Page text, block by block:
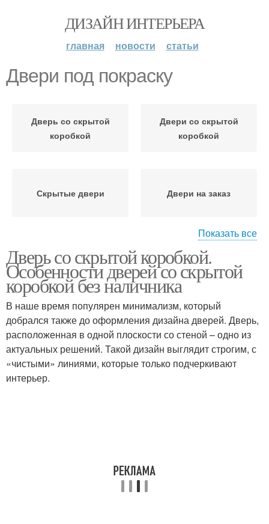
ДИЗАЙН ИНТЕРЬЕРА
главная новости статьи
Двери под покраску
Дверь со скрытой
коробкой
Двери со скрытой
коробкой
Скрытые двери Двери на заказ
Межкомнатные двери
Двери со скрытыми
коробами
Двери в шпоне
Показать все
Дверь со скрытой коробкой.
Особенности дверей со скрытой
коробкой без наличника
В наше время популярен минимализм, который
добрался также до оформления дизайна дверей. Дверь,
расположенная в одной плоскости со стеной – одно из
актуальных решений. Такой дизайн выглядит строгим, с
«чистыми» линиями, которые только подчеркивают
интерьер.